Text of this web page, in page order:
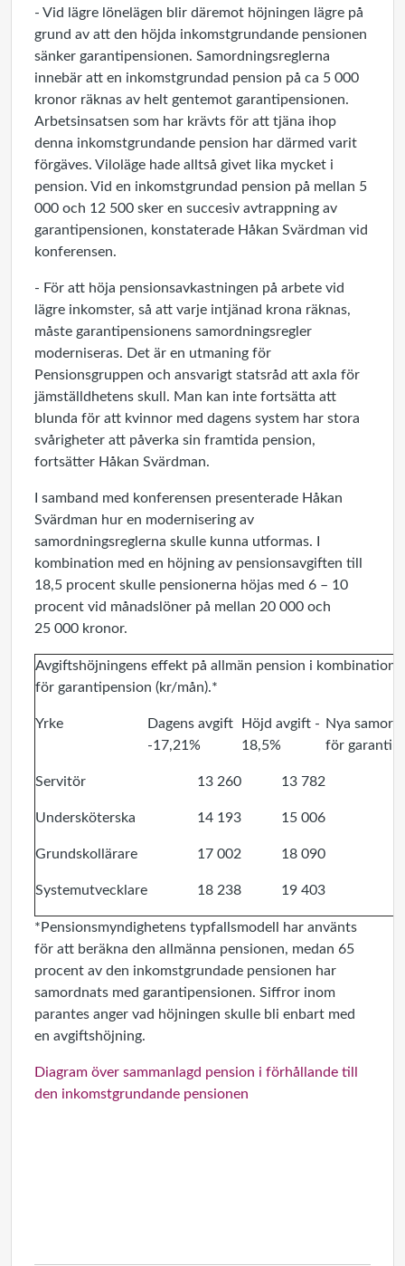
- Vid lägre lönelägen blir däremot höjningen lägre på
grund av att den höjda inkomstgrundande pensionen
sänker garantipensionen. Samordningsreglerna
innebär att en inkomstgrundad pension på ca 5 000
kronor räknas av helt gentemot garantipensionen.
Arbetsinsatsen som har krävts för att tjäna ihop
denna inkomstgrundande pension har därmed varit
förgäves. Viloläge hade alltså givet lika mycket i
pension. Vid en inkomstgrundad pension på mellan 5
000 och 12 500 sker en succesiv avtrappning av
garantipensionen, konstaterade Håkan Svärdman vid
konferensen.
- För att höja pensionsavkastningen på arbete vid
lägre inkomster, så att varje intjänad krona räknas,
måste garantipensionens samordningsregler
moderniseras. Det är en utmaning för
Pensionsgruppen och ansvarigt statsråd att axla för
jämställdhetens skull. Man kan inte fortsätta att
blunda för att kvinnor med dagens system har stora
svårigheter att påverka sin framtida pension,
fortsätter Håkan Svärdman.
I samband med konferensen presenterade Håkan
Svärdman hur en modernisering av
samordningsreglerna skulle kunna utformas. I
kombination med en höjning av pensionsavgiften till
18,5 procent skulle pensionerna höjas med 6 – 10
procent vid månadslöner på mellan 20 000 och
25 000 kronor.
Avgiftshöjningens effekt på allmän pension i kombination
för garantipension (kr/mån).*
Yrke
Dagens avgift
-17,21%
Höjd avgift -
18,5%
Nya
för
Servitör 13 260 13 782
Undersköterska 14 193 15 006
Grundskollärare 17 002 18 090
Systemutvecklare 18 238 19 403
*Pensionsmyndighetens typfallsmodell har använts
för att beräkna den allmänna pensionen, medan 65
procent av den inkomstgrundade pensionen har
samordnats med garantipensionen. Siffror inom
parantes anger vad höjningen skulle bli enbart med
en avgiftshöjning.
Diagram över sammanlagd pension i förhållande till
den inkomstgrundande pensionen